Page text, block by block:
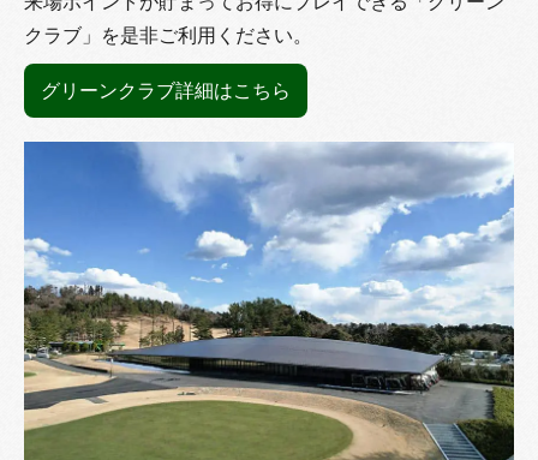
クラブ」を是非ご利用ください。
グリーンクラブ詳細はこちら